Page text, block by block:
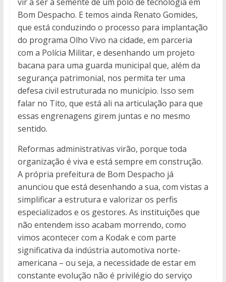
Bom Despacho. E temos ainda Renato Gomides,
que está conduzindo o processo para implantação
do programa Olho Vivo na cidade, em parceria
com a Polícia Militar, e desenhando um projeto
bacana para uma guarda municipal que, além da
segurança patrimonial, nos permita ter uma
defesa civil estruturada no município. Isso sem
falar no Tito, que está ali na articulação para que
essas engrenagens girem juntas e no mesmo
sentido.
Reformas administrativas virão, porque toda
organização é viva e está sempre em construção.
A própria prefeitura de Bom Despacho já
anunciou que está desenhando a sua, com vistas a
simplificar a estrutura e valorizar os perfis
especializados e os gestores. As instituições que
não entendem isso acabam morrendo, como
vimos acontecer com a Kodak e com parte
significativa da indústria automotiva norte-
americana – ou seja, a necessidade de estar em
constante evolução não é privilégio do serviço